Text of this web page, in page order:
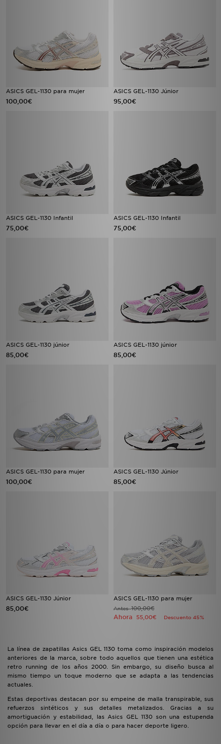
ASICS GEL-1130 para mujer
100,00€
ASICS GEL-1130 Júnior
95,00€
ASICS GEL-1130 Infantil
75,00€
ASICS GEL-1130 Infantil
75,00€
ASICS GEL-1130 júnior
85,00€
ASICS GEL-1130 júnior
85,00€
ASICS GEL-1130 para mujer
100,00€
ASICS GEL-1130 Júnior
85,00€
ASICS GEL-1130 Júnior
85,00€
ASICS GEL-1130 para mujer
Antes100,00€
Ahora 55,00€ Descuento 45%
La línea de zapatillas Asics GEL 1130 toma como inspiración modelos
anteriores de la marca, sobre todo aquellos que tienen una estética
retro running de los años 2000. Sin embargo, su diseño busca al
mismo tiempo un toque moderno que se adapta a las tendencias
actuales.
Estas deportivas destacan por su empeine de malla transpirable, sus
refuerzos sintéticos y sus detalles metalizados. Gracias a su
amortiguación y estabilidad, las Asics GEL 1130 son una estupenda
opción para llevar en el día a día o para hacer deporte ligero.